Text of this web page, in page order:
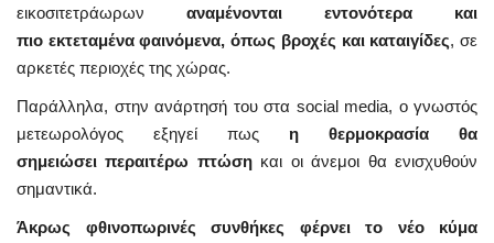
εικοσιτετράωρων αναμένονται εντονότερα και
πιο εκτεταμένα φαινόμενα, όπως βροχές και καταιγίδες, σε
αρκετές περιοχές της χώρας.
Παράλληλα, στην ανάρτησή του στα social media, ο γνωστός
μετεωρολόγος εξηγεί πως η θερμοκρασία θα
σημειώσει περαιτέρω πτώσηκαι οι άνεμοι θα ενισχυθούν
σημαντικά.
Άκρως φθινοπωρινές συνθήκες φέρνει το νέο κύμα